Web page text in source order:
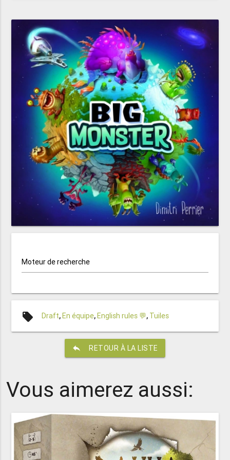
Moteur de recherche
local_offer Draft, En équipe, English rules 💬, Tuiles
reply RETOUR À LA LISTE
Vous aimerez aussi: